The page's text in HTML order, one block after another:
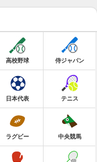
高校野球 侍ジャパン
日本代表 テニス
ラグビー 中央競馬